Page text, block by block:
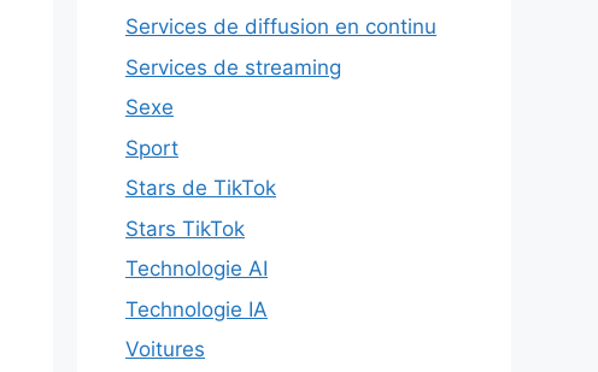
Services de diffusion en continu
Services de streaming
Sexe
Sport
Stars de TikTok
Stars TikTok
Technologie AI
Technologie IA
Voitures